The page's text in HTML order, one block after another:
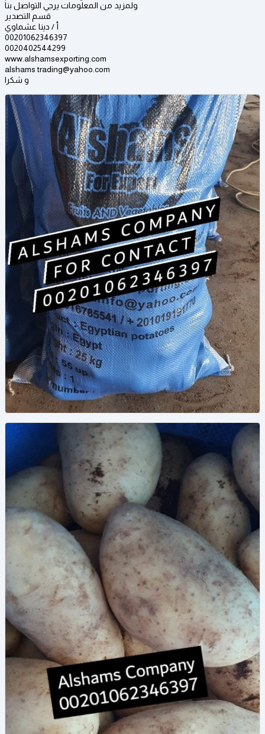
ولمزيد من المعلومات يرجي التواصل بنا
قسم التصدير
أ / دينا عشماوي
00201062346397
0020402544299
www.alshamsexporting.com
alshams trading@yahoo.com
و شكرا